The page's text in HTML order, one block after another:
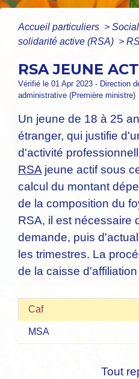
Accueil particuliers >
solidarité active (RSA) >
RSA JEUNE
Vérifié le 01 Apr 2023 - Direction
administrative (Première ministre)
Un jeune de 18 à 25
étranger, qui justifie
d'activité
RSA jeune actif sous
calcul du montant
de la composition du
RSA, il est nécessaire
demande, puis
les trimestres. La
de la caisse
Caf
MSA
Tout